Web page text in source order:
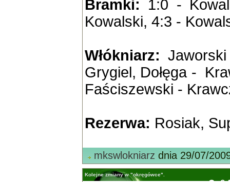
Bramki: 1:0 -
Kowalski, 4:3 -
Włókniarz:
Grygiel, Dołęga -
Faściszewski -
Rezerwa: Rosiak,
mkswlokniarz dnia 29/07/
Kolejne zmiany w "okręgówce".